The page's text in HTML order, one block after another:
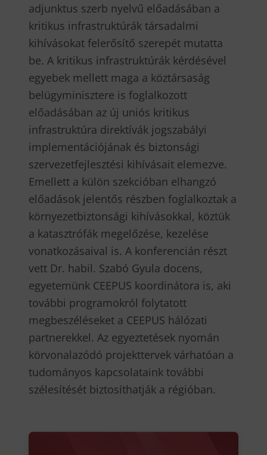
adjunktus szerb nyelvű előadásában a
kritikus infrastruktúrák társadalmi
kihívásokat felerősítő szerepét mutatta
be. A kritikus infrastruktúrák kérdésével
egyebek mellett maga a köztársaság
belügyminisztere is foglalkozott
előadásában az új uniós kritikus
infrastruktúra direktívák jogszabályi
implementációjának és biztonsági
szervezetfejlesztési kihívásait elemezve.
Emellett a külön szekcióban elhangzó
előadások jelentős részben foglalkoztak a
környezetbiztonsági kihívásokkal, köztük
a katasztrófák megelőzése, kezelése
vonatkozásaival is. A konferencián részt
vett Dr. habil. Szabó Gyula docens,
egyetemünk CEEPUS koordinátora is, aki
további programokról folytatott
megbeszéléseket a CEEPUS hálózati
partnerekkel. Az egyeztetések nyomán
körvonalazódó projekttervek várhatóan a
tudományos kapcsolataink további
szélesítését biztosíthatják a régióban.